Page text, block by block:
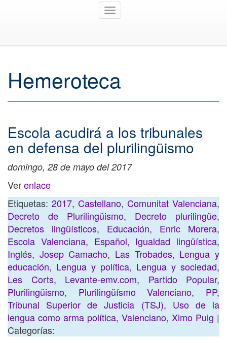
Toggle
Hemeroteca
Escola acudirá a los tribunales
en defensa del plurilingüismo
domingo, 28 de mayo del 2017
Verenlace
Etiquetas: 2017, Castellano, Comunitat Valenciana,
Decreto de Plurilingüismo, Decreto plurilingüe,
Decretos lingüísticos, Educación, Enric Morera,
Escola Valenciana, Español, Igualdad lingüística,
Inglés, Josep Camacho, Las Trobades, Lengua y
educación, Lengua y política, Lengua y sociedad,
Les Corts, Levante-emv.com, Partido Popular,
Plurilingüismo, Plurilingüísmo Valenciano, PP,
Tribunal Superior de Justicia (TSJ), Uso de la
lengua como arma política, Valenciano, Ximo Puig |
Categorías: